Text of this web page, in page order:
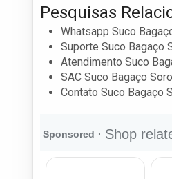
Pesquisas
Whatsapp Suco
Suporte Suco Bagaço
Atendimento Suco
SAC Suco Bagaço
Contato Suco Bagaço